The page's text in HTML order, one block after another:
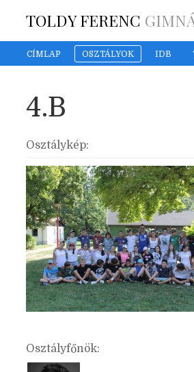
TOLDY FERENC
CÍMLAP OSZTÁLYOK IDB
4.B
Osztálykép:
Osztályfőnök: